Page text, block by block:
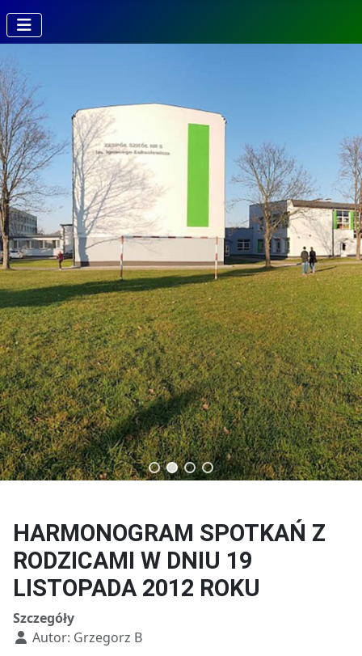
Kierunki w
Technikum
Technik fotografii i
multimediów
Technik budownictwa
Technik usług fryzjerskich
HARMONOGRAM SPOTKAŃ Z
RODZICAMI W DNIU 19
LISTOPADA 2012 ROKU
Szczegóły
Autor: Grzegorz B